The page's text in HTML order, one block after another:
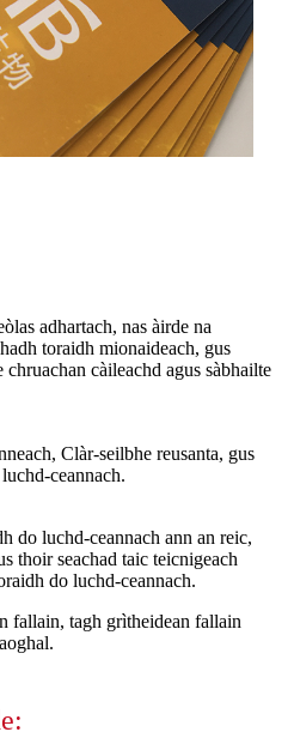
adhartach, nas àirde na
toraidh mionaideach, gus
chruachan càileachd agus sàbhailte
Clàr-seilbhe reusanta, gus
ceannach.
do luchd-ceannach ann an reic,
thoir seachad taic teicnigeach
do luchd-ceannach.
fallain, tagh grìtheidean fallain